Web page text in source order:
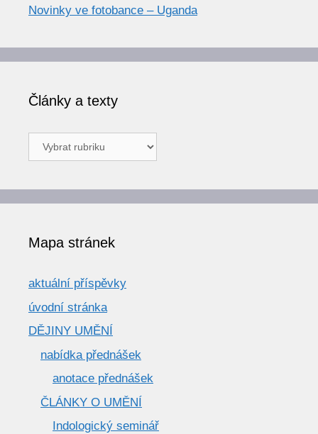
Novinky ve fotobance – Uganda
Články a texty
Články
a
Mapa stránek
aktuální příspěvky
úvodní stránka
DĚJINY UMĚNÍ
nabídka přednášek
anotace přednášek
ČLÁNKY O UMĚNÍ
Indologický seminář